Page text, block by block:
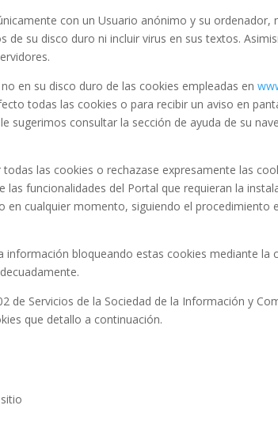
con un Usuario anónimo y su
de su disco duro ni incluir virus en sus textos.
en su disco duro de las cookies empleadas en
todas las cookies o para recibir un aviso en
sugerimos consultar la sección de ayuda de su
las cookies o rechazase expresamente las
funcionalidades del Portal que requieran la
cualquier momento, siguiendo el procedimiento
bloqueando estas cookies mediante la
de Servicios de la Sociedad de la Información y
que detallo a continuación.